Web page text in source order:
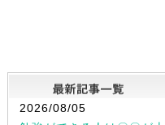
2026/08/05